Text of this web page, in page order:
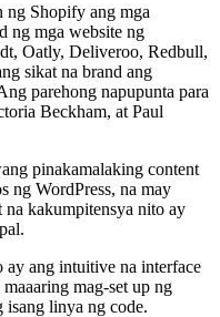
ng Shopify ang mga
ng mga website ng
Oatly, Deliveroo, Redbull,
sikat na brand ang
parehong napupunta para
Beckham, at Paul
pinakamalaking content
ng WordPress, na may
kakumpitensya nito ay
ay ang intuitive na interface
mag-set up ng
isang linya ng code.